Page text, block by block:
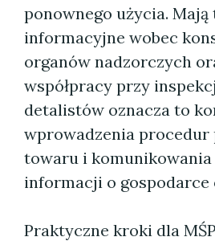
ponownego użycia.
informacyjne wobec
organów nadzorczych
współpracy przy
detalistów oznacza to
wprowadzenia
towaru i
informacji o gospodarce
Praktyczne kroki dla